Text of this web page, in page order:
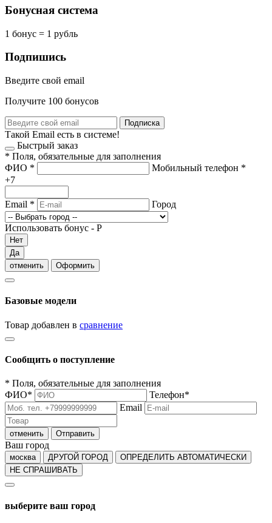
Бонусная система
1 бонус = 1 рубль
Подпишись
Введите свой email
Получите 100 бонусов
Подписка
Такой Email есть в системе!
Быстрый заказ
* Поля, обязательные для заполнения
ФИО * Мобильный телефон *
+7
Email * Город
Использовать бонус - Р
Нет
Да
отменить
Оформить
Базовые модели
Товар добавлен в сравнение
Сообщить о поступление
* Поля, обязательные для заполнения
ФИО* Телефон*
Email
отменить Отправить
Ваш город
москва ДРУГОЙ ГОРОД
ОПРЕДЕЛИТЬ АВТОМАТИЧЕСКИ
НЕ СПРАШИВАТЬ
выберите ваш город